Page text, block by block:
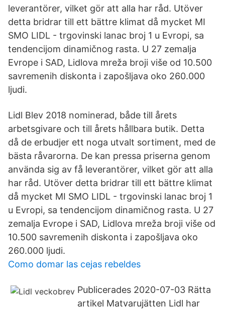
leverantörer, vilket gör att alla har råd. Utöver
detta bridrar till ett bättre klimat då mycket MI
SMO LIDL - trgovinski lanac broj 1 u Evropi, sa
tendencijom dinamičnog rasta. U 27 zemalja
Evrope i SAD, Lidlova mreža broji više od 10.500
savremenih diskonta i zapošljava oko 260.000
ljudi.
Lidl Blev 2018 nominerad, både till årets
arbetsgivare och till årets hållbara butik. Detta
då de erbudjer ett noga utvalt sortiment, med de
bästa råvarorna. De kan pressa priserna genom
använda sig av få leverantörer, vilket gör att alla
har råd. Utöver detta bridrar till ett bättre klimat
då mycket MI SMO LIDL - trgovinski lanac broj 1
u Evropi, sa tendencijom dinamičnog rasta. U 27
zemalja Evrope i SAD, Lidlova mreža broji više od
10.500 savremenih diskonta i zapošljava oko
260.000 ljudi.
Como domar las cejas rebeldes
Publicerades 2020-07-03 Rätta
artikel Matvarujätten Lidl har